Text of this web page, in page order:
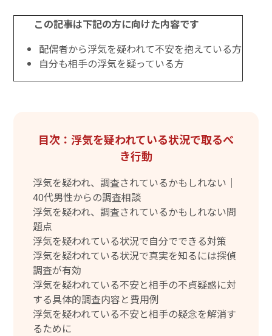
この記事は下記の方に向けた内容です
配偶者から浮気を疑われて不安を抱えている方
自分も相手の浮気を疑っている方
目次：浮気を疑われている状況で取るべ
き行動
浮気を疑われ、調査されているかもしれない｜
40代男性からの調査相談
浮気を疑われ、調査されているかもしれない問
題点
浮気を疑われている状況で自分でできる対策
浮気を疑われている状況で真実を知るには探偵
調査が有効
浮気を疑われている不安と相手の不貞疑惑に対
する具体的調査内容と費用例
浮気を疑われている不安と相手の疑念を解消す
るために